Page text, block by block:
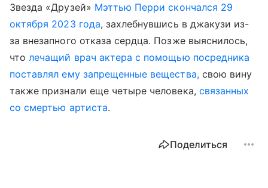
Звезда «Друзей» Мэттью Перри скончался 29
октября 2023 года, захлебнувшись в джакузи из-
за внезапного отказа сердца. Позже выяснилось,
чтолечащий врач актера с помощью посредника
поставлял ему запрещенные вещества,свою вину
также признали еще четыре человека, связанных
со смертью артиста.
Поделиться